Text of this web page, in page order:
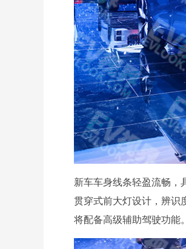
新车车身线条轻盈流畅，
贯穿式前大灯设计，辨识
将配备高级辅助驾驶功能。